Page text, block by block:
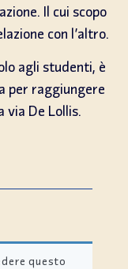
Il cui scopo
con l’altro.
agli studenti, è
per raggiungere
via De Lollis.
questo